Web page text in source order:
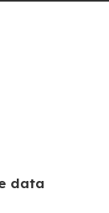
Sammen
Nord dig
BEMÆRK:
Du må
Du kan læse
data